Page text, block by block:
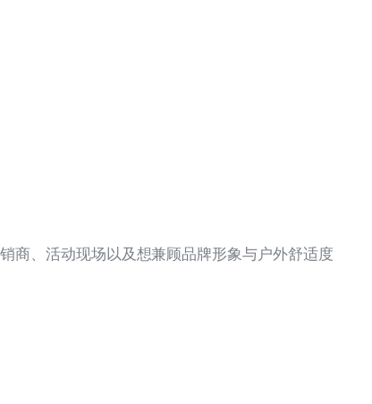
商、活动现场以及想兼顾品牌形象与户外舒适度